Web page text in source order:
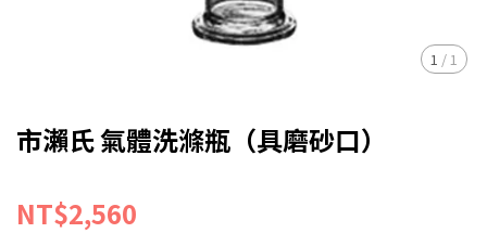
1 / 1
市瀨氏 氣體洗滌瓶（具磨砂口）
NT$2,560